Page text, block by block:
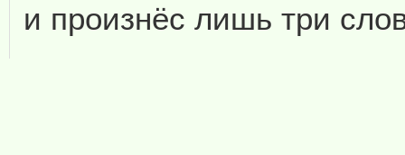
и произнёс лишь три